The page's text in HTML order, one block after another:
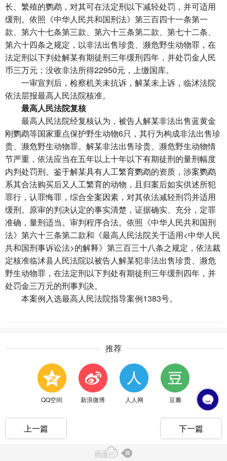
长、繁殖的鹦鹉，对其可在法定刑以下减轻处罚，并可适用
缓刑。依照《中华人民共和国刑法》第三百四十一条第一
款、第六十七条第三款、第六十三条第二款、第七十二条、
第六十四条之规定，以非法出售珍贵、濒危野生动物罪，在
法定刑以下判处解某有期徒刑三年缓刑四年，并处罚金人民
币三万元；没收非法所得22950元，上缴国库。
一审宣判后，检察机关未抗诉，解某未上诉，临沭法院
依法层报最高人民法院核准。
最高人民法院复核
最高人民法院经复核认为，被告人解某非法出售蓝黄金
刚鹦鹉等国家重点保护野生动物6只，其行为构成非法出售珍
贵、濒危野生动物罪。解某非法出售珍贵、濒危野生动物情
节严重，依法应当在五年以上十年以下有期徒刑的量刑幅度
内判处罚刑。鉴于解某具有人工繁育鹦鹉的资质，涉案鹦鹉
系其合法购买后又人工繁育的动物，且归案后如实供述所犯
罪行，认罪悔罪，综合全案因素，对其依法减轻刑罚并适用
缓刑。原审的判决认定的事实清楚，证据确实、充分，定罪
准确，量刑适当。审判程序合法。依照《中华人民共和国刑
法》第六十三条第二款和《最高人民法院关于适用<中华人民
共和国刑事诉讼法>的解释》第三百三十八条之规定，依法裁
定核准临沭县人民法院以被告人解某犯非法出售珍贵、濒危
野生动物罪，在法定刑以下判处有期徒刑三年缓刑四年，并
处罚金三万元的刑事判决。
本案例入选最高人民法院指导案例1383号。
推荐
QQ空间 新浪微博 人人网 豆瓣
上一篇 下一篇